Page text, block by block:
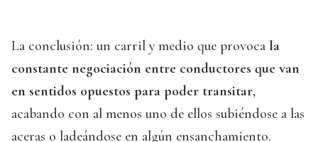
La conclusión: un carril y medio que provoca la
constante negociación entre conductores que van
en sentidos opuestos para poder transitar,
acabando con al menos uno de ellos subiéndose a las
aceras o ladeándose en algún ensanchamiento.